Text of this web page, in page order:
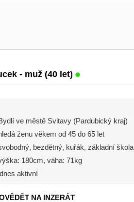
- muž (40 let)
ve městě Svitavy (Pardubický kraj)
ženu věkem od 45 do 65 let
bezdětný, kuřák, základní škola
180cm, váha: 71kg
aktivní
NA INZERÁT